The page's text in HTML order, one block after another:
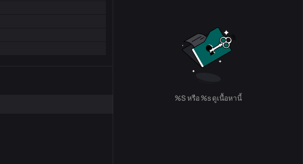
%S หรือ %s ดูเนื้อหานี้